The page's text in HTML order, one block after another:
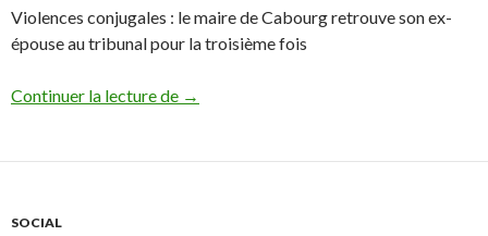
Violences conjugales : le maire de Cabourg retrouve son ex-
épouse au tribunal pour la troisième fois
Continuer la lecture de benjamin Louzier défend le maire de
→
SOCIAL